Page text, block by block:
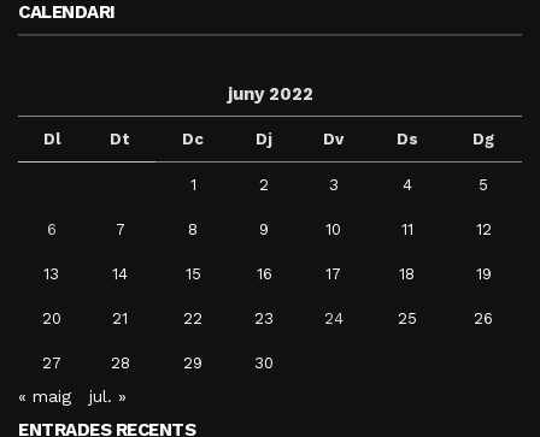
CALENDARI
juny 2022
Dl Dt Dc Dj Dv Ds Dg
1 2 3 4 5
6 7 8 9 10 11 12
13 14 15 16 17 18 19
20 21 22 23 24 25 26
27 28 29 30
« maig jul. »
ENTRADES RECENTS